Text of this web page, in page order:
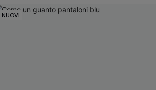
NUOVI